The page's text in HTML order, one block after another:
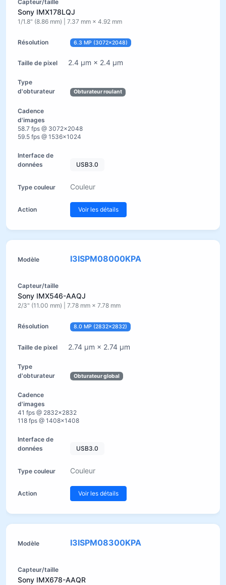
Sony IMX178LQJ
1/1.8" (8.86 mm) | 7.37 mm × 4.92 mm
6.3 MP (3072×2048)
2.4 µm × 2.4 µm
Obturateur roulant
58.7 fps @ 3072×2048
59.5 fps @ 1536×1024
USB3.0
Couleur
Voir les détails
I3ISPM08000KPA
Sony IMX546-AAQJ
2/3" (11.00 mm) | 7.78 mm × 7.78 mm
8.0 MP (2832×2832)
2.74 µm × 2.74 µm
Obturateur global
41 fps @ 2832×2832
118 fps @ 1408×1408
USB3.0
Couleur
Voir les détails
I3ISPM08300KPA
Sony IMX678-AAQR